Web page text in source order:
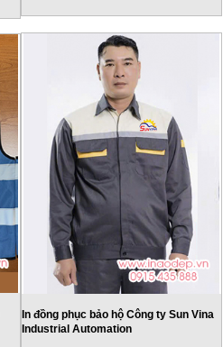
In đồng phục bảo hộ Công ty Sun Vina
Industrial Automation